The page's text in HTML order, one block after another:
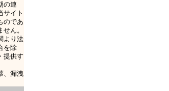
の連
サイト
のであ
ん。
より法
を除
提供す
、漏洩